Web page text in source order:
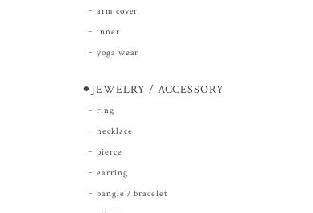
arm cover
inner
yoga wear
⚫︎JEWELRY / ACCESSORY
ring
necklace
pierce
earring
bangle / bracelet